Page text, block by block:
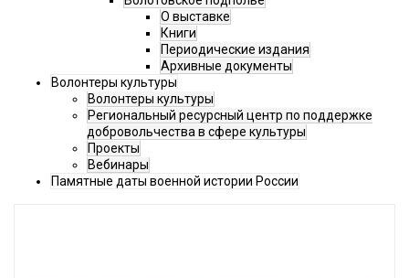
О выставке
Книги
Периодические издания
Архивные документы
Волонтеры культуры
Волонтеры культуры
Региональный ресурсный центр по поддержке
добровольчества в сфере культуры
Проекты
Вебинары
Памятные даты военной истории России